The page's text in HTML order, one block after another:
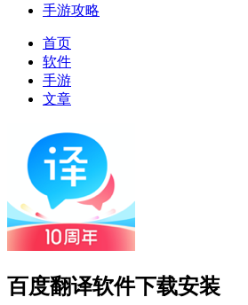
手游攻略
首页
软件
手游
文章
百度翻译软件下载安装